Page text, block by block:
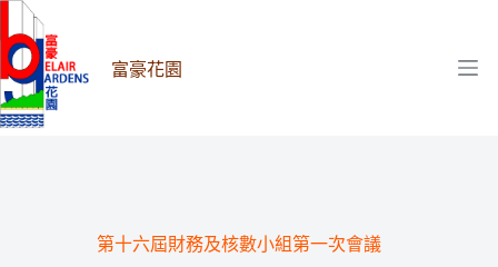
至
主
要
內
富豪花園
第十六屆財務及核數小組第一次會議